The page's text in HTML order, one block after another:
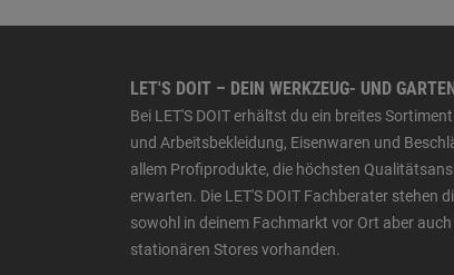
LET'S DOIT – DEIN WERKZEUG- UND
Bei LET'S DOIT erhältst du ein breites
und Arbeitsbekleidung, Eisenwaren und
allem Profiprodukte, die höchsten
erwarten. Die LET'S DOIT Fachberater stehen
sowohl in deinem Fachmarkt vor Ort aber
stationären Stores vorhanden.